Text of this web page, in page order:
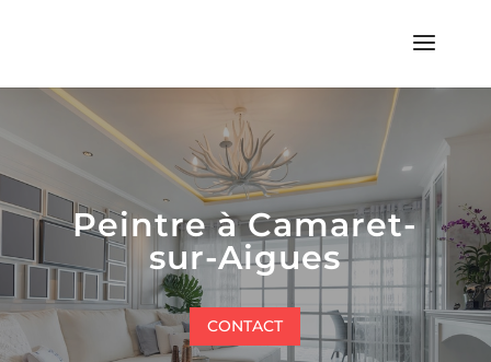
Peintre à Camaret-
sur-Aigues
CONTACT